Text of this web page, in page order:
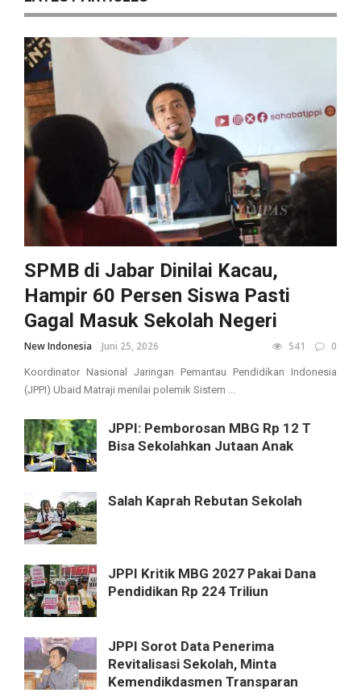
SPMB di Jabar Dinilai Kacau,
Hampir 60 Persen Siswa Pasti
Gagal Masuk Sekolah Negeri
New Indonesia Juni 25, 2026 541 0
Koordinator Nasional Jaringan Pemantau Pendidikan Indonesia
(JPPI) Ubaid Matraji menilai polemik Sistem ...
JPPI: Pemborosan MBG Rp 12 T
Bisa Sekolahkan Jutaan Anak
Salah Kaprah Rebutan Sekolah
JPPI Kritik MBG 2027 Pakai Dana
Pendidikan Rp 224 Triliun
JPPI Sorot Data Penerima
Revitalisasi Sekolah, Minta
Kemendikdasmen Transparan